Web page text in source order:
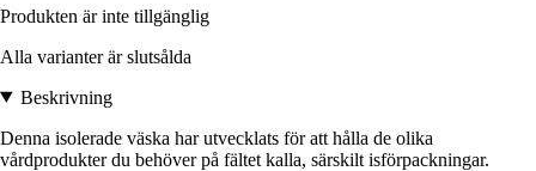
Produkten är inte tillgänglig
Alla varianter är slutsålda
Beskrivning
Denna isolerade väska har utvecklats för att hålla de olika
vårdprodukter du behöver på fältet kalla, särskilt isförpackningar.